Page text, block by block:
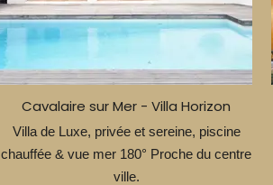
Cavalaire sur Mer - Villa Horizon
Villa de Luxe, privée et sereine, piscine
chauffée & vue mer 180° Proche du centre
ville.